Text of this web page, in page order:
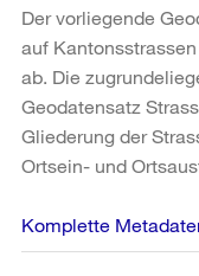
Der vorliegende
auf
ab. Die
Geodatensatz
Gliederung der
Ortsein- und
Komplette